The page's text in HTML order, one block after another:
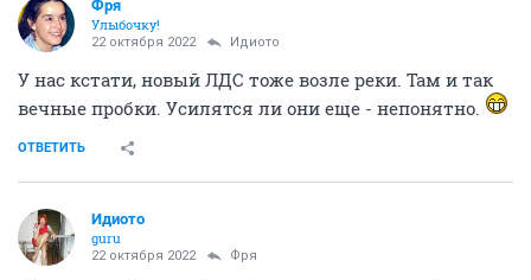
Фря
Улыбочку!
22 октября 2022 Идиото
У нас кстати, новый ЛДС тоже возле реки. Там и так
вечные пробки. Усилятся ли они еще - непонятно.
ОТВЕТИТЬ
Идиото
guru
22 октября 2022 Фря